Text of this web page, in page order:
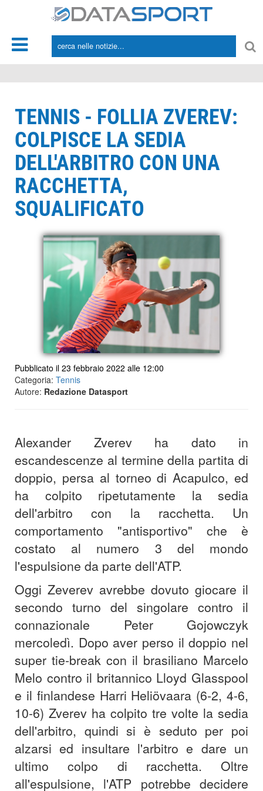
TENNIS - FOLLIA ZVEREV:
COLPISCE LA SEDIA
DELL'ARBITRO CON UNA
RACCHETTA,
SQUALIFICATO
Pubblicato il 23 febbraio 2022 alle 12:00
Categoria: Tennis
Autore: Redazione Datasport
Alexander Zverev ha dato in
escandescenze al termine della partita di
doppio, persa al torneo di Acapulco, ed
ha colpito ripetutamente la sedia
dell'arbitro con la racchetta. Un
comportamento "antisportivo" che è
costato al numero 3 del mondo
l'espulsione da parte dell'ATP.
Oggi Zeverev avrebbe dovuto giocare il
secondo turno del singolare contro il
connazionale Peter Gojowczyk
mercoledì. Dopo aver perso il doppio nel
super tie-break con il brasiliano Marcelo
Melo contro il britannico Lloyd Glasspool
e il finlandese Harri Heliövaara (6-2, 4-6,
10-6) Zverev ha colpito tre volte la sedia
dell'arbitro, quindi si è seduto per poi
alzarsi ed insultare l'arbitro e dare un
ultimo colpo di racchetta. Oltre
all'espulsione, l'ATP potrebbe decidere